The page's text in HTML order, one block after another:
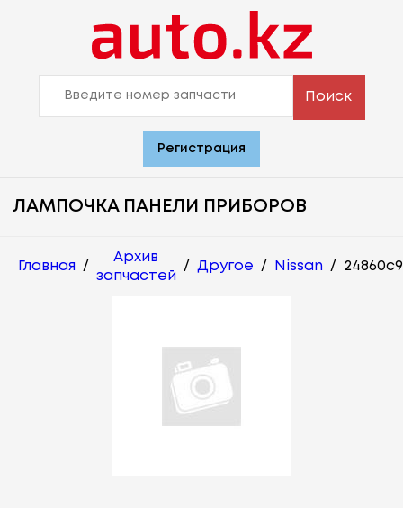
Поиск
Регистрация
ЛАМПОЧКА ПАНЕЛИ ПРИБОРОВ
Главная /
Архив
запчастей
/ Другое / Nissan /